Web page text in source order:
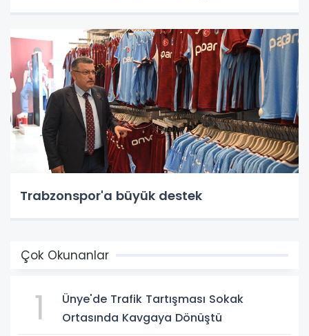
Trabzonspor'a büyük destek
Çok Okunanlar
1
Ünye'de Trafik Tartışması Sokak
Ortasında Kavgaya Dönüştü